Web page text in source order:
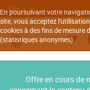
En poursuivant votre
site, vous acceptez
cookies à des fins de mesure
(statistiques anonymes).
Aller à
Offre en cours de